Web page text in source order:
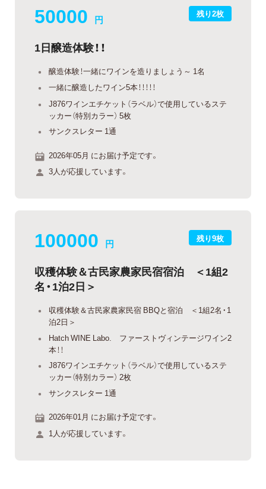
残り2枚
50000 円
1日醸造体験！！
醸造体験！一緒にワインを造りましょう～ 1名
一緒に醸造したワイン5本！！！！！
J876ワインエチケット（ラベル）で使用しているステ
ッカー（特別カラー） 5枚
サンクスレター 1通
2026年05月 にお届け予定です。
3人が応援しています。
残り9枚
100000 円
収穫体験＆古民家農家民宿宿泊 ＜1組2
名・1泊2日＞
収穫体験＆古民家農家民宿 BBQと宿泊 ＜1組2名・1
泊2日＞
Hatch WINE Labo. ファーストヴィンテージワイン2
本！！
J876ワインエチケット（ラベル）で使用しているステ
ッカー（特別カラー） 2枚
サンクスレター 1通
2026年01月 にお届け予定です。
1人が応援しています。